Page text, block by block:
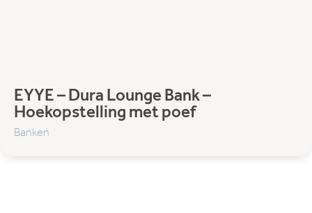
EYYE – Dura Lounge Bank –
Hoekopstelling met poef
Banken